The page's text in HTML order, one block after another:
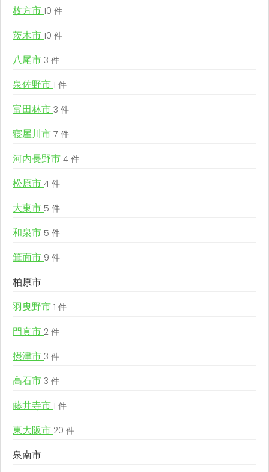
枚方市 10 件
茨木市 10 件
八尾市 3 件
泉佐野市 1 件
富田林市 3 件
寝屋川市 7 件
河内長野市 4 件
松原市 4 件
大東市 5 件
和泉市 5 件
箕面市 9 件
柏原市
羽曳野市 1 件
門真市 2 件
摂津市 3 件
高石市 3 件
藤井寺市 1 件
東大阪市 20 件
泉南市